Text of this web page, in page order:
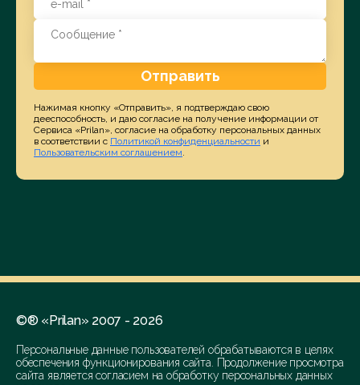
Отправить
Нажимая кнопку «Отправить», я подтверждаю свою
дееспособность, и даю согласие на получение информации от
Сервиса «Prilan», согласие на обработку персональных данных
в соответствии с Политикой конфиденциальности и
Пользовательским соглашением.
©® «Prilan» 2007 - 2026
Персональные данные пользователей обрабатываются в целях
обеспечения функционирования сайта. Продолжение просмотра
сайта является согласием на обработку персональных данных